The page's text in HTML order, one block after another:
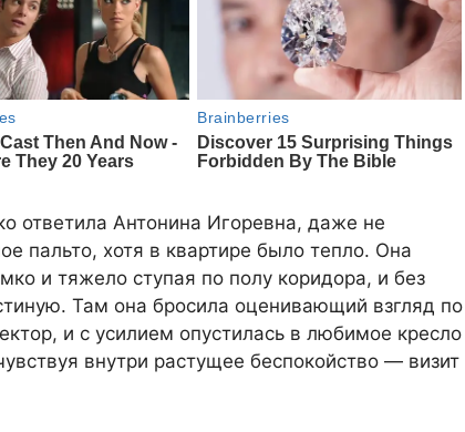
ответила Антонина Игоревна, даже не
пальто, хотя в квартире было тепло. Она
и тяжело ступая по полу коридора, и без
Там она бросила оценивающий взгляд по
и с усилием опустилась в любимое кресло
внутри растущее беспокойство — визит